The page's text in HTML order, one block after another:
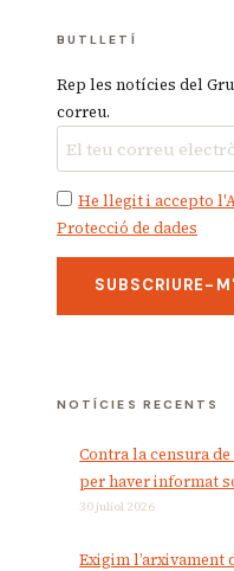
BUTLLETÍ
Rep les notícies del
correu.
He llegit i accepto
Protecció de dades
NOTÍCIES RECENTS
Contra la censura de
per haver informat
30 juliol 2026
Exigim l’arxivament